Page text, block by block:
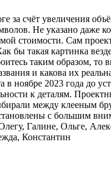
за счёт увеличения
Не указано даже
стоимости. Сам
бы такая картинка
таким образом,
и какова их
ноябре 2023 года до
к деталям.
между клееным
с большим
Галине, Ольге,
Константин